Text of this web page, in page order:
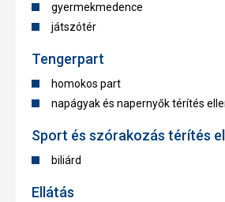
gyermekmedence
játszótér
Tengerpart
homokos part
napágyak és napernyők térítés
Sport és szórakozás térítés
biliárd
Ellátás